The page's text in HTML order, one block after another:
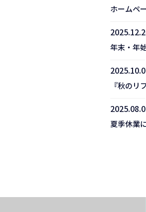
ホームペ
年末・年
2025.10.07
『秋のリ
2025.08.01
夏季休業